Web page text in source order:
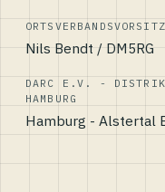
Nils Bendt / DM5RG
DARC E.V. -
HAMBURG
Hamburg - Alstertal